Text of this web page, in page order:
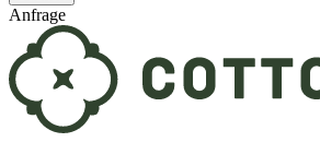
Anfrage